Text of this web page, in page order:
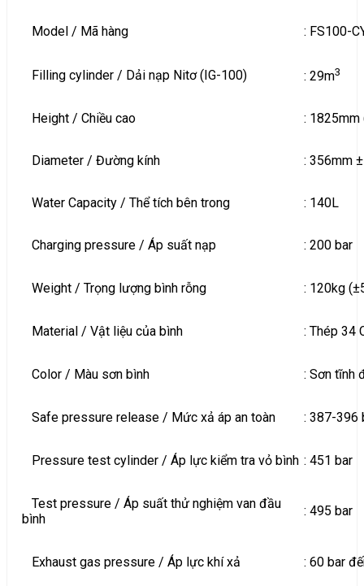
Model / Mã hàng : FS100-
Filling cylinder / Dải nạp Nitơ (IG-100) : 29m3
Height / Chiều cao : 1825mm
Diameter / Đường kính : 356mm
Water Capacity / Thể tích bên trong : 140L
Charging pressure / Áp suất nạp : 200 bar
Weight / Trọng lượng bình rỗng : 120kg
Material / Vật liệu của bình : Thép 34
Color / Màu sơn bình : Sơn tĩnh
Safe pressure release / Mức xả áp an toàn : 387-396
Pressure test cylinder / Áp lực kiểm tra vỏ bình : 451 bar
Test pressure / Áp suất thử nghiệm van đầu
bình
: 495 bar
Exhaust gas pressure / Áp lực khí xả : 60 bar